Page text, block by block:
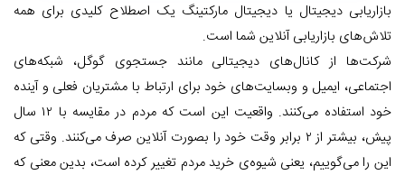
بازاریابی دیجیتال یا دیجیتال مارکتینگ یک اصطلاح کلیدی برای همه
تلاش‌های بازاریابی آنلاین شما است.
شرکت‌ها از کانال‌های دیجیتالی مانند جستجوی گوگل، شبکه‌های
اجتماعی، ایمیل و وبسایت‌های خود برای ارتباط با مشتریان فعلی و آینده
خود استفاده می‌کنند. واقعیت این است که مردم در مقایسه با ۱۲ سال
پیش، بیشتر از ۲ برابر وقت خود را بصورت آنلاین صرف می‌کنند. وقتی که
این را می‌گوییم، یعنی شیوه‌ی خرید مردم تغییر کرده است، بدین معنی که